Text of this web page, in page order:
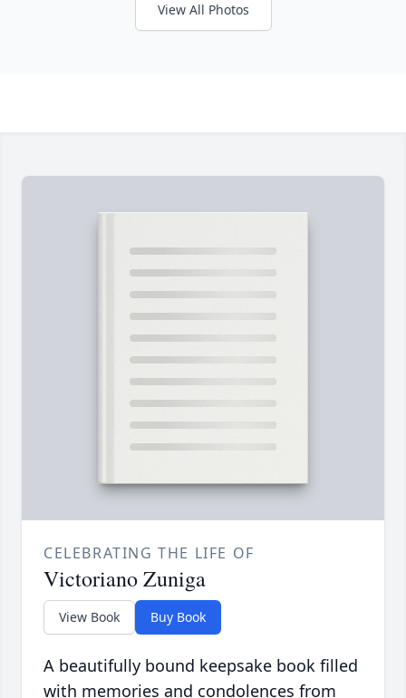
View All Photos
CELEBRATING THE LIFE OF
Victoriano Zuniga
View Book Buy Book
A beautifully bound keepsake book filled
with memories and condolences from